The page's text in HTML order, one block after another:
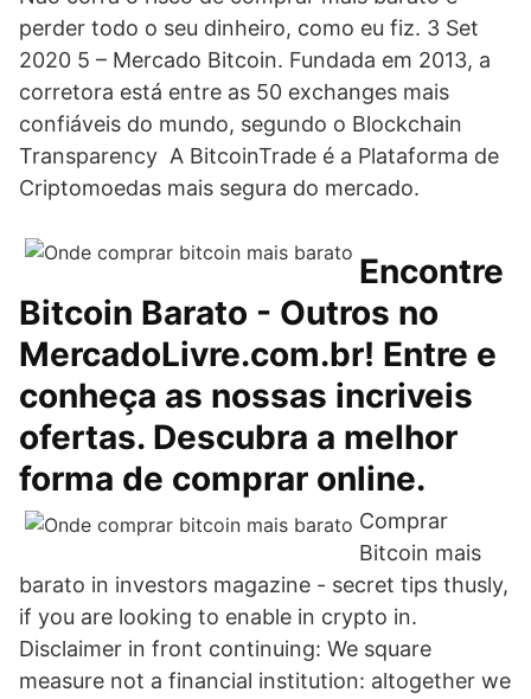
perder todo o seu dinheiro, como eu fiz. 3 Set
2020 5 – Mercado Bitcoin. Fundada em 2013, a
corretora está entre as 50 exchanges mais
confiáveis do mundo, segundo o Blockchain
Transparency A BitcoinTrade é a Plataforma de
Criptomoedas mais segura do mercado.
Encontre
Bitcoin Barato - Outros no
MercadoLivre.com.br! Entre e
conheça as nossas incriveis
ofertas. Descubra a melhor
forma de comprar online.
Comprar
Bitcoin mais
barato in investors magazine - secret tips thusly,
if you are looking to enable in crypto in.
Disclaimer in front continuing: We square
measure not a financial institution: altogether we